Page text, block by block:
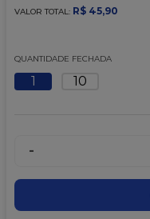
VALOR TOTAL: R$ 45,90
QUANTIDADE FECHADA
1 10
-